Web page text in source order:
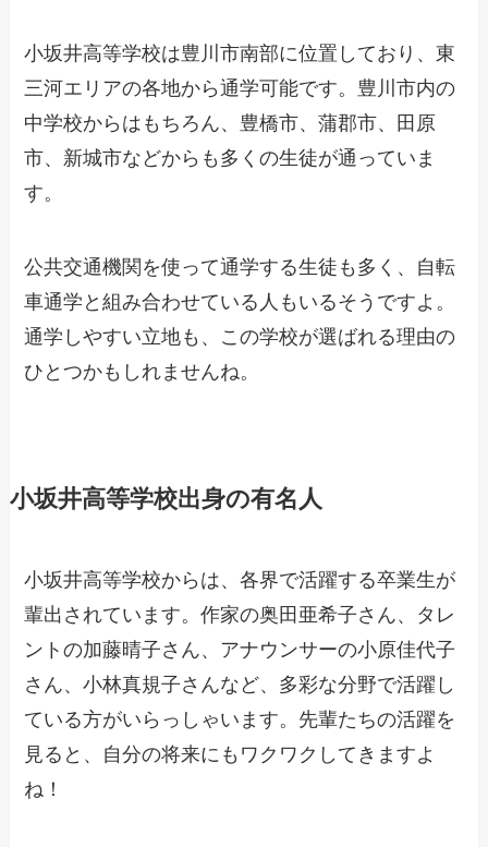
小坂井高等学校は豊川市南部に位置しており、東
三河エリアの各地から通学可能です。豊川市内の
中学校からはもちろん、豊橋市、蒲郡市、田原
市、新城市などからも多くの生徒が通っていま
す。
公共交通機関を使って通学する生徒も多く、自転
車通学と組み合わせている人もいるそうですよ。
通学しやすい立地も、この学校が選ばれる理由の
ひとつかもしれませんね。
小坂井高等学校出身の有名人
小坂井高等学校からは、各界で活躍する卒業生が
輩出されています。作家の奥田亜希子さん、タレ
ントの加藤晴子さん、アナウンサーの小原佳代子
さん、小林真規子さんなど、多彩な分野で活躍し
ている方がいらっしゃいます。先輩たちの活躍を
見ると、自分の将来にもワクワクしてきますよ
ね！